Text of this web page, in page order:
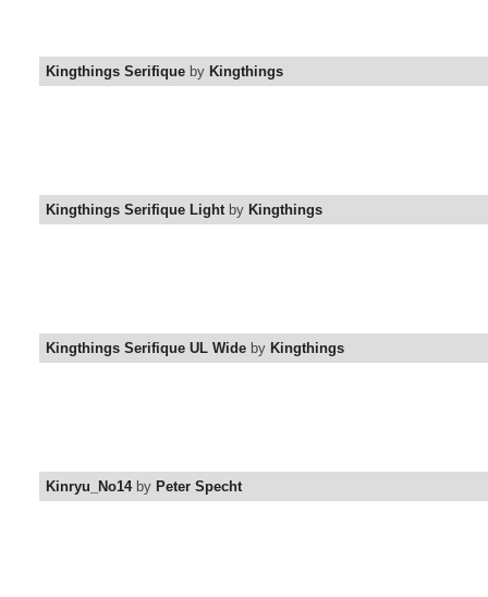
Kingthings Serifique by Kingthings
Kingthings Serifique Lightby Kingthings
Kingthings Serifique UL Wide by Kingthings
Kinryu_No14by Peter Specht